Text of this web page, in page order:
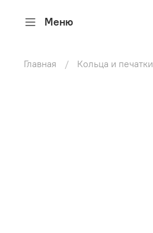
Меню
Главная Кольца и печатки